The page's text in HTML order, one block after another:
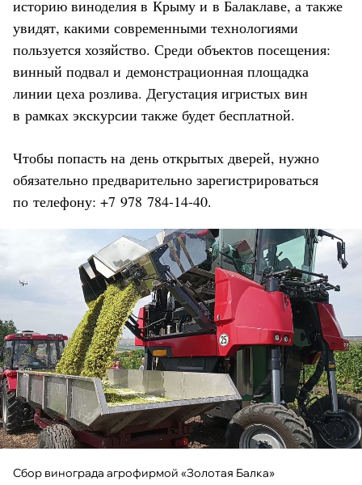
историю виноделия в Крыму и в Балаклаве, а также
увидят, какими современными технологиями
пользуется хозяйство. Среди объектов посещения:
винный подвал и демонстрационная площадка
линии цеха розлива. Дегустация игристых вин
в рамках экскурсии также будет бесплатной.
Чтобы попасть на день открытых дверей, нужно
обязательно предварительно зарегистрироваться
по телефону: +7 978 784-14-40.
Сбор винограда агрофирмой «Золотая Балка»